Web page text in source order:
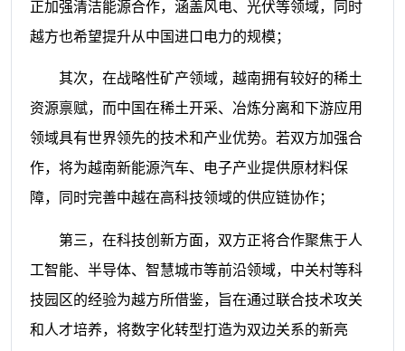
正加强清洁能源合作，涵盖风电、光伏等领域，同时
越方也希望提升从中国进口电力的规模；
其次，在战略性矿产领域，越南拥有较好的稀土
资源禀赋，而中国在稀土开采、冶炼分离和下游应用
领域具有世界领先的技术和产业优势。若双方加强合
作，将为越南新能源汽车、电子产业提供原材料保
障，同时完善中越在高科技领域的供应链协作；
第三，在科技创新方面，双方正将合作聚焦于人
工智能、半导体、智慧城市等前沿领域，中关村等科
技园区的经验为越方所借鉴，旨在通过联合技术攻关
和人才培养，将数字化转型打造为双边关系的新亮